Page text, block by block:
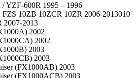
/ YZF-600R 1995 – 1996
FZS 10ZB 10ZCR 10ZR 2006-2013010
2007-2013
2002
2002
2003
2003
(FX1000AB) 2003
(FX1000ACB) 2003